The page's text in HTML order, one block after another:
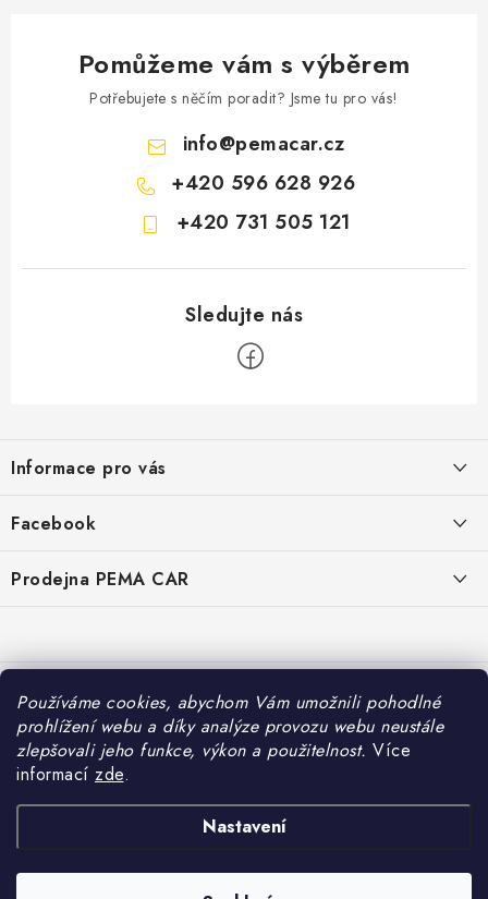
Používáme cookies, abychom Vám umožnili pohodlné
prohlížení webu a díky analýze provozu webu neustále
zlepšovali jeho funkce, výkon a použitelnost. Více
informací zde.
Nastavení
Pomůžeme vám s výběrem
Potřebujete s něčím poradit? Jsme tu pro vás!
info@pemacar.cz
+420 596 628 926
+420 731 505 121
p
a
Informace pro vás
Reklamace
Zásady zpracování osobních údajů
Facebook
Prodejna PEMA CAR
702 00 Moravská Ostrava
Otevírací hodiny:
Po – Pá: 7:30 – 16:00
So – Ne: Zavřeno
Copyright 2026PEMA CAR s.r.o.. Všechna práva vyhrazena.Upravit nastavení